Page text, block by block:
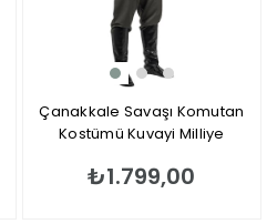
Çanakkale Savaşı Komutan
Kostümü Kuvayi Milliye
₺1.799,00